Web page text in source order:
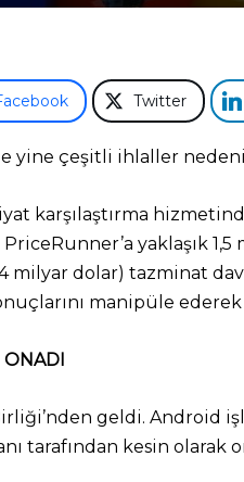
Twitter
yine çeşitli ihlaller
karşılaştırma
yaklaşık
milyar dolar) tazminat
manipüle
ONADI
geldi. Android
tarafından kesin olarak